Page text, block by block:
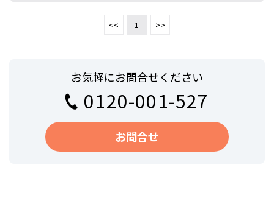
<< 1 >>
お気軽にお問合せください
0120-001-527
お問合せ